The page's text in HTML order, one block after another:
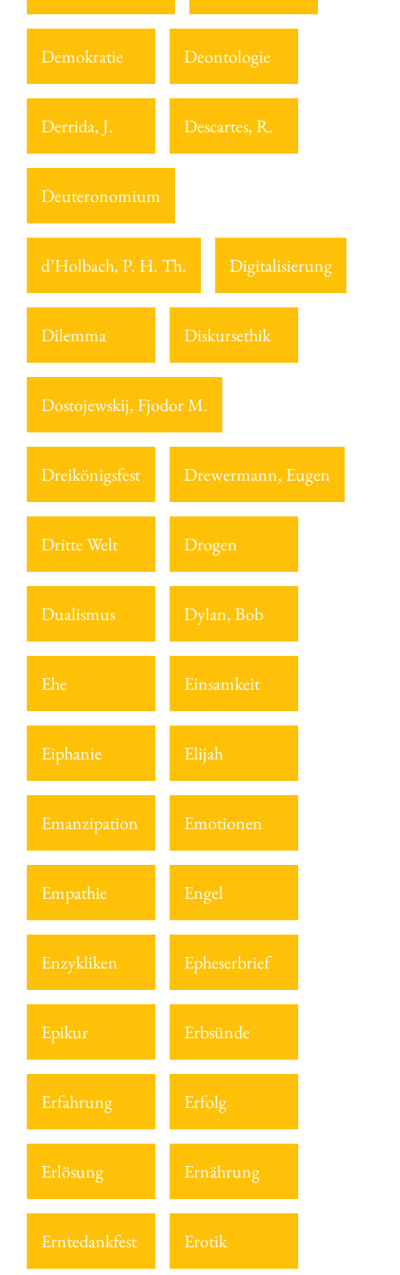
Demokratie Deontologie
Derrida, J. Descartes, R.
Deuteronomium
d’Holbach, P. H. Th. Digitalisierung
Dilemma Diskursethik
Dostojewskij, Fjodor M.
Dreikönigsfest Drewermann, Eugen
Dritte Welt Drogen
Dualismus Dylan, Bob
Ehe Einsamkeit
Eiphanie Elijah
Emanzipation Emotionen
Empathie Engel
Enzykliken Epheserbrief
Epikur Erbsünde
Erfahrung Erfolg
Erlösung Ernährung
Erntedankfest Erotik